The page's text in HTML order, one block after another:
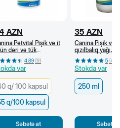
AZN
Petvital Pişik və it
dəri və tük
kapsul,
q/ 100 kapsul
4.89(9)
var
q/ 100 kapsul
q/100 kapsul
Səbətə at
35 AZN
Canina Pişik və
qızılbalıq yağı,
5(4
Stokda var
250 ml
Səbətə